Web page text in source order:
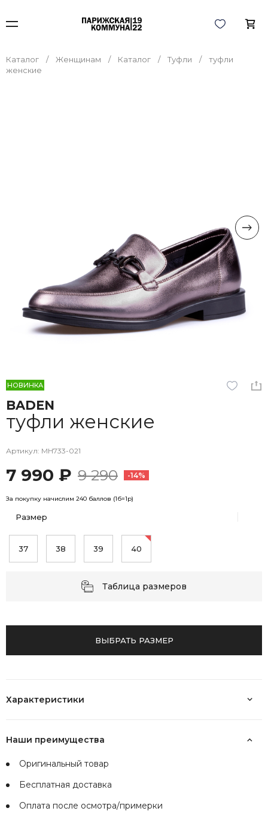
Каталог Женщинам Каталог Туфли
туфли
женские
НОВИНКА
BADEN
туфли женские
Артикул: MH733-021
7 990 ₽ 9 290 -14%
За покупку начислим 240 баллов (1б=1р)
Размер
37 38 39 40
Таблица размеров
ВЫБРАТЬ РАЗМЕР
Характеристики
Наши преимущества
Оригинальный товар
Бесплатная доставка
Оплата после осмотра/примерки